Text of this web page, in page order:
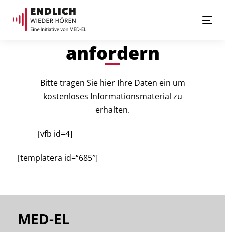
überspringen
primären
Navigation
Downloads
anfordern
Bitte tragen Sie hier Ihre Daten ein um
kostenloses Informationsmaterial zu
erhalten.
[vfb id=4]
[templatera id=“685″]
MED-EL